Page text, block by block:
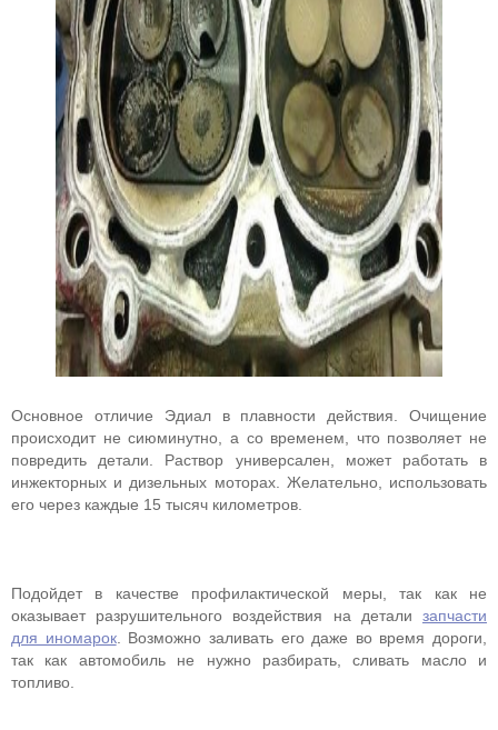
Основное отличие Эдиал в плавности действия. Очищение
происходит не сиюминутно, а со временем, что позволяет не
повредить детали. Раствор универсален, может работать в
инжекторных и дизельных моторах. Желательно, использовать
его через каждые 15 тысяч километров.
Подойдет в качестве профилактической меры, так как не
оказывает разрушительного воздействия на детали запчасти
для иномарок. Возможно заливать его даже во время дороги,
так как автомобиль не нужно разбирать, сливать масло и
топливо.